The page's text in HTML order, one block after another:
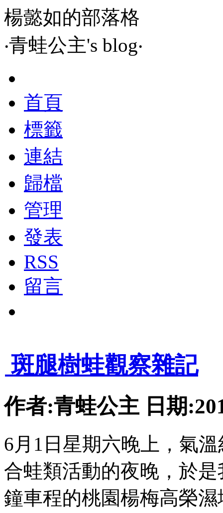
楊懿如的部落格
‧青蛙公主's blog‧
首頁
標籤
連結
歸檔
管理
發表
RSS
留言
斑腿樹蛙觀察雜記
作者:青蛙公主 日期
6月1日星期六晚上，氣
合蛙類活動的夜晚，於
鐘車程的桃園楊梅高榮濕